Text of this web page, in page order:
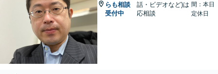
らも相談
受付中
話・ビデオなど)は
応相談
間：本日
定休日